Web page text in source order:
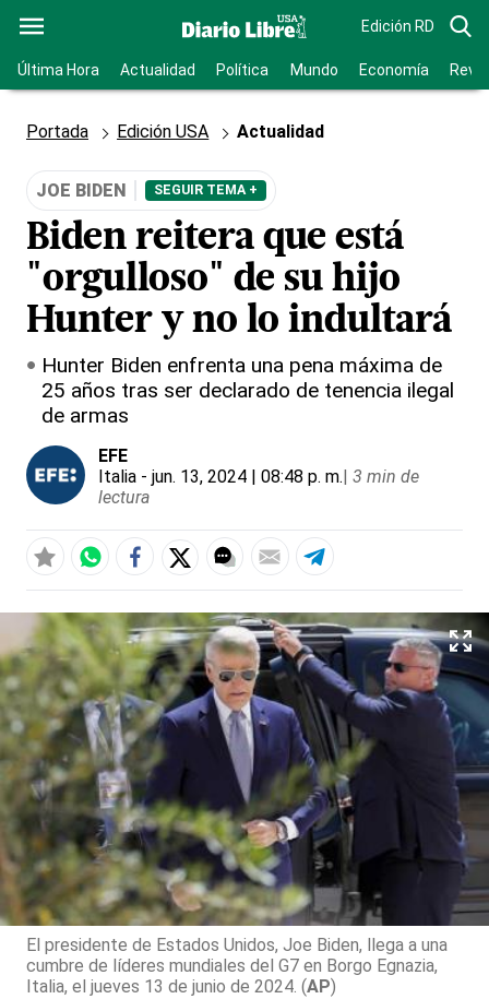
Edición RD
Última Hora Actualidad Política Mundo Economía
Portada Edición USA Actualidad
JOE BIDEN SEGUIR TEMA +
Biden reitera que está
"orgulloso" de su hijo
Hunter y no lo indultará
Hunter Biden enfrenta una pena máxima de
25 años tras ser declarado de tenencia ilegal
de armas
EFE
Italia - jun. 13, 2024 | 08:48 p. m.| 3 min de
lectura
El presidente de Estados Unidos, Joe Biden, llega a una
cumbre de líderes mundiales del G7 en Borgo Egnazia,
Italia, el jueves 13 de junio de 2024. (AP)